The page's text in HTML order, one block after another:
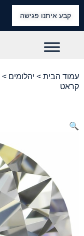
קבע איתנו פגישה
עמוד הבית > יהלומים >
קראט
🔍